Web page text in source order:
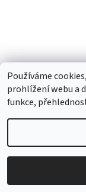
2026 ©
Používáme
prohlížení webu a
funkce,